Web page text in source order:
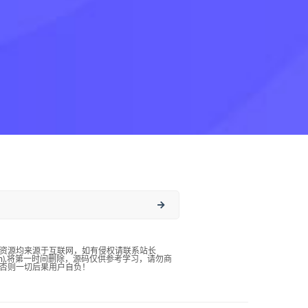
源均来源于互联网，如有侵权请联系站长
将第一时间删除，源码仅供参考学习，请勿商
则一切后果用户自负！